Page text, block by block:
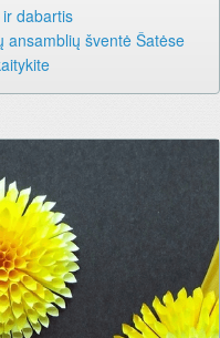
dabartis
ansamblių šventė Šatėse